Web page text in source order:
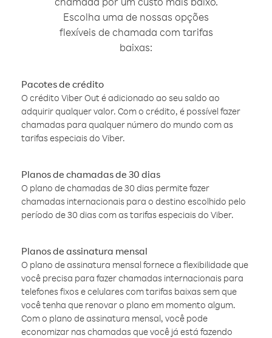
Escolha uma de nossas opções
flexíveis de chamada com tarifas
baixas:
Pacotes de crédito
O crédito Viber Out é adicionado ao seu saldo ao
adquirir qualquer valor. Com o crédito, é possível fazer
chamadas para qualquer número do mundo com as
tarifas especiais do Viber.
Planos de chamadas de 30 dias
O plano de chamadas de 30 dias permite fazer
chamadas internacionais para o destino escolhido pelo
período de 30 dias com as tarifas especiais do Viber.
Planos de assinatura mensal
O plano de assinatura mensal fornece a flexibilidade que
você precisa para fazer chamadas internacionais para
telefones fixos e celulares com tarifas baixas sem que
você tenha que renovar o plano em momento algum.
Com o plano de assinatura mensal, você pode
economizar nas chamadas que você já está fazendo